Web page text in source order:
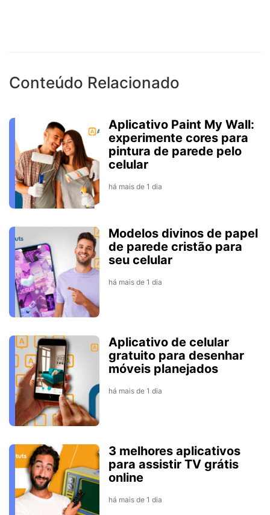
Conteúdo Relacionado
Aplicativo Paint My Wall:
experimente cores para
pintura de parede pelo
celular
há mais de 1 dia
Modelos divinos de papel
de parede cristão para
seu celular
há mais de 1 dia
Aplicativo de celular
gratuito para desenhar
móveis planejados
há mais de 1 dia
3 melhores aplicativos
para assistir TV grátis
online
há mais de 1 dia